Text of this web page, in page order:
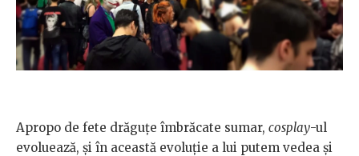
Apropo de fete drăguțe îmbrăcate sumar, cosplay-ul
evoluează, și în această evoluție a lui putem vedea și